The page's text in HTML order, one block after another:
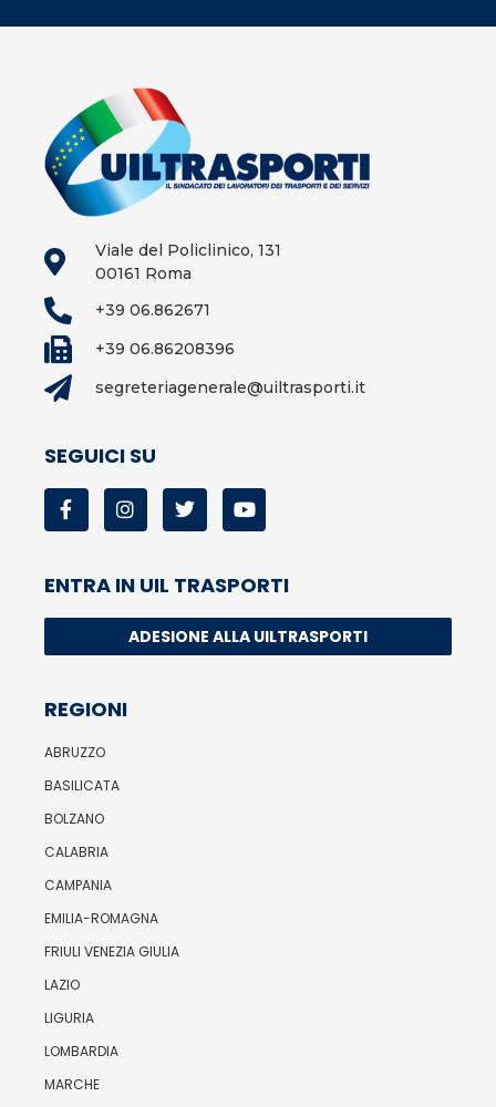
Viale del Policlinico, 131
00161 Roma
+39 06.862671
+39 06.86208396
segreteriagenerale@uiltrasporti.it
SEGUICI SU
ENTRA IN UIL TRASPORTI
ADESIONE ALLA UILTRASPORTI
REGIONI
ABRUZZO
BASILICATA
BOLZANO
CALABRIA
CAMPANIA
EMILIA-ROMAGNA
FRIULI VENEZIA GIULIA
LAZIO
LIGURIA
LOMBARDIA
MARCHE